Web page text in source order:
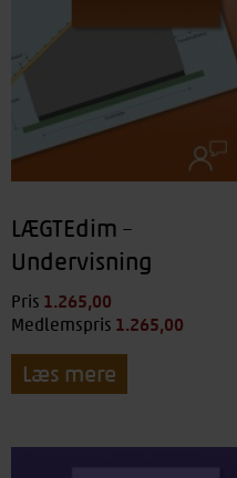
LÆGTEdim –
Undervisning
Pris 1.265,00
Medlemspris 1.265,00
Læs mere